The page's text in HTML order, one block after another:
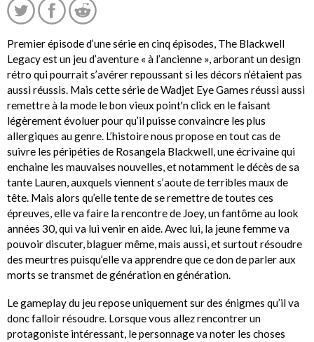
Premier épisode d’une série en cinq épisodes, The Blackwell
Legacy est un jeu d’aventure « à l’ancienne », arborant un design
rétro qui pourrait s’avérer repoussant si les décors n’étaient pas
aussi réussis. Mais cette série de Wadjet Eye Games réussi aussi
remettre à la mode le bon vieux point'n click en le faisant
légèrement évoluer pour qu’il puisse convaincre les plus
allergiques au genre. L’histoire nous propose en tout cas de
suivre les péripéties de Rosangela Blackwell, une écrivaine qui
enchaine les mauvaises nouvelles, et notamment le décès de sa
tante Lauren, auxquels viennent s’aoute de terribles maux de
tête. Mais alors qu’elle tente de se remettre de toutes ces
épreuves, elle va faire la rencontre de Joey, un fantôme au look
années 30, qui va lui venir en aide. Avec lui, la jeune femme va
pouvoir discuter, blaguer même, mais aussi, et surtout résoudre
des meurtres puisqu’elle va apprendre que ce don de parler aux
morts se transmet de génération en génération.
Le gameplay du jeu repose uniquement sur des énigmes qu’il va
donc falloir résoudre. Lorsque vous allez rencontrer un
protagoniste intéressant, le personnage va noter les choses